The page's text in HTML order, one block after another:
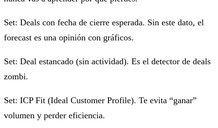
Set: Deals con fecha de cierre esperada. Sin este dato, el
forecast es una opinión con gráficos.
Set: Deal estancado (sin actividad). Es el detector de deals
zombi.
Set: ICP Fit (Ideal Customer Profile). Te evita “ganar”
volumen y perder eficiencia.